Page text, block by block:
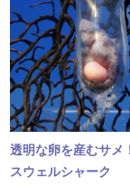
透明な卵を産むサメ
スウェルシャーク